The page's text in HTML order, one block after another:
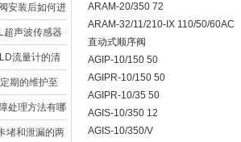
安装后如何进
超声波传感器
流量计的清
期的维护至
处理方法有哪
堵和泄漏的两
ARAM-20/350 72
ARAM-32/11/210-IX 110/50/60AC
直动式顺序阀
AGIP-10/150 50
AGIPR-10/150 50
AGIPR-10/35 50
AGIS-10/350 12
AGIS-10/350/V